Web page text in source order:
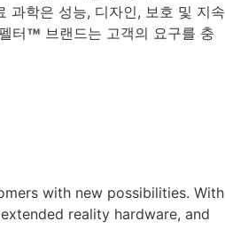
과학은 성능, 디자인, 보호 및 지속
터
브랜드는 고객의 요구를 충
with new possibilities. With
reality hardware, and